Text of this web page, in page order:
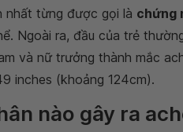
nhất từng được gọi là chứng
Ngoài ra, đầu của trẻ
và nữ trưởng thành mắc
inches (khoảng 124cm).
nào gây ra